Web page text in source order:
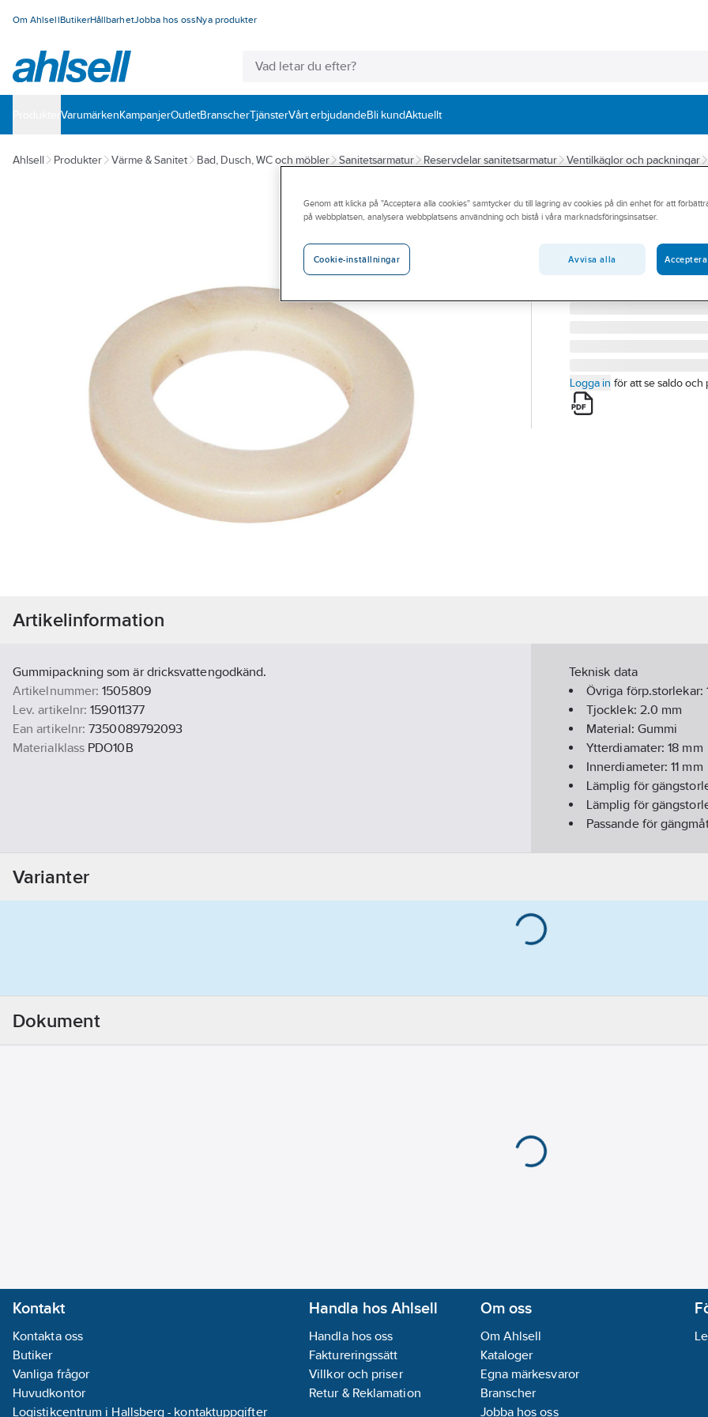
Om AhlsellButikerHållbarhetJobba hos ossNya produkter
VarumärkenKampanjerOutletBranscherTjänsterVårt erbjudandeBli kundAktuellt
Ahlsell Produkter Värme & Sanitet Bad, Dusch, WC och möbler Sanitetsarmatur Reservdelar sanitetsarmatur Ventilkäglor och packningar
TUBMAN
TUBMAN
Artikelnummer:
1505809
159011377
Logga in för att se saldo och
Artikelinformation
Gummipackning som är dricksvattengodkänd.
Artikelnummer: 1505809
Lev. artikelnr: 159011377
Ean artikelnr: 7350089792093
Materialklass PDO10B
Teknisk data
Övriga förp.storlekar:
Tjocklek: 2.0 mm
Material: Gummi
Ytterdiamater:18 mm
Innerdiameter:11 mm
Lämplig för
Lämplig för
Passande för
Varianter
Dokument
Kontakt
Kontakta oss
Butiker
Vanliga frågor
Huvudkontor
Logistikcentrum i Hallsberg - kontaktuppgifter
Handla hos Ahlsell
Handla hos oss
Faktureringssätt
Villkor och priser
Retur & Reklamation
Om oss
Om Ahlsell
Kataloger
Egna märkesvaror
Branscher
Jobba hos oss
Genom att klicka på "Acceptera alla cookies" samtycker du till lagring av cookies på din enhet för att
på webbplatsen, analysera webbplatsens användning och bistå i våra marknadsföringsinsatser.
Cookie-inställningar Avvisa alla